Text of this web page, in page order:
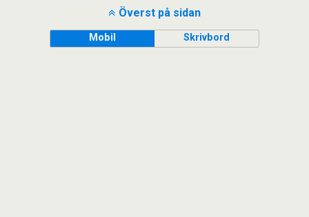
Överst på sidan
Mobil Skrivbord